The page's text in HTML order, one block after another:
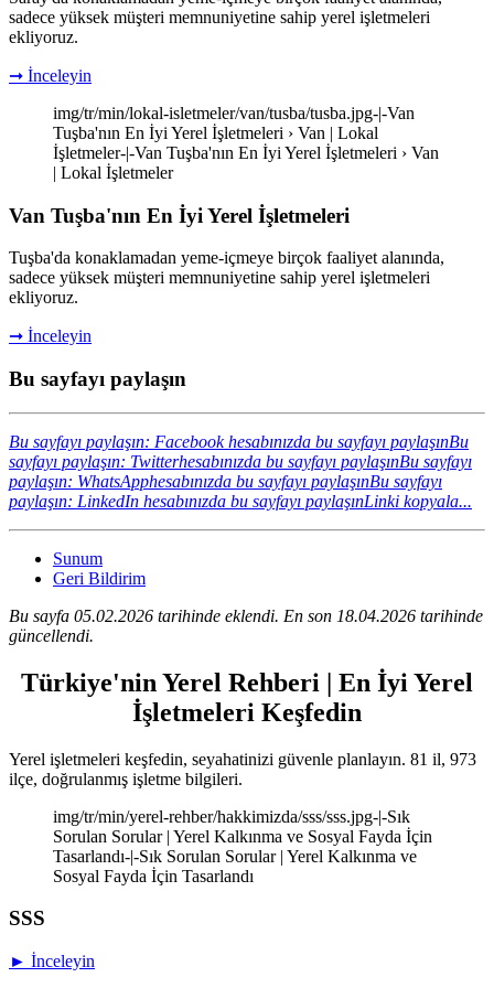
sadece yüksek müşteri memnuniyetine sahip yerel işletmeleri
ekliyoruz.
➞ İnceleyin
img/tr/min/lokal-isletmeler/van/tusba/tusba.jpg-|-Van
Tuşba'nın En İyi Yerel İşletmeleri › Van | Lokal
İşletmeler-|-Van Tuşba'nın En İyi Yerel İşletmeleri › Van
| Lokal İşletmeler
Van Tuşba'nın En İyi Yerel İşletmeleri
Tuşba'da konaklamadan yeme-içmeye birçok faaliyet alanında,
sadece yüksek müşteri memnuniyetine sahip yerel işletmeleri
ekliyoruz.
➞ İnceleyin
Bu sayfayı paylaşın
Bu sayfayı paylaşın: Facebook hesabınızda bu sayfayı paylaşınBu
sayfayı paylaşın: Twitterhesabınızda bu sayfayı paylaşınBu sayfayı
paylaşın: WhatsApphesabınızda bu sayfayı paylaşınBu sayfayı
paylaşın: LinkedIn hesabınızda bu sayfayı paylaşınLinki kopyala...
Sunum
Geri Bildirim
Bu sayfa 05.02.2026 tarihinde eklendi. En son 18.04.2026 tarihinde
güncellendi.
Türkiye'nin Yerel Rehberi | En İyi Yerel
İşletmeleri Keşfedin
Yerel işletmeleri keşfedin, seyahatinizi güvenle planlayın. 81 il, 973
ilçe, doğrulanmış işletme bilgileri.
img/tr/min/yerel-rehber/hakkimizda/sss/sss.jpg-|-Sık
Sorulan Sorular | Yerel Kalkınma ve Sosyal Fayda İçin
Tasarlandı-|-Sık Sorulan Sorular | Yerel Kalkınma ve
Sosyal Fayda İçin Tasarlandı
SSS
► İnceleyin